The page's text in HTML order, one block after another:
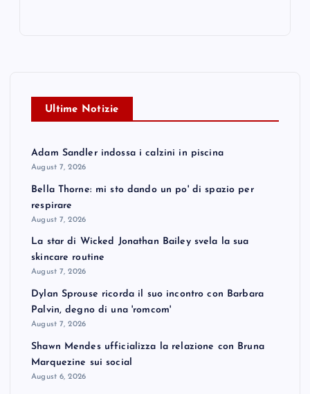
Ultime Notizie
Adam Sandler indossa i calzini in piscina
August 7, 2026
Bella Thorne: mi sto dando un po' di spazio per
respirare
August 7, 2026
La star di Wicked Jonathan Bailey svela la sua
skincare routine
August 7, 2026
Dylan Sprouse ricorda il suo incontro con Barbara
Palvin, degno di una 'romcom'
August 7, 2026
Shawn Mendes ufficializza la relazione con Bruna
Marquezine sui social
August 6, 2026